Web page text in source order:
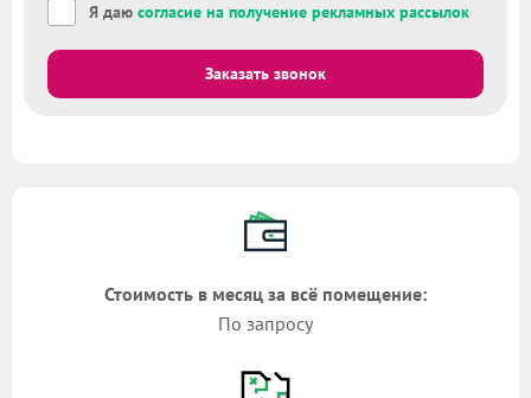
Я даю согласие на получение рекламных рассылок
Заказать звонок
Стоимость в месяц за всё помещение:
По запросу